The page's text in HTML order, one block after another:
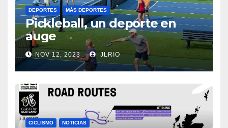
DEPORTES MÁS DEPORTES
Pickleball, un deporte en
auge
NOV 12, 2023 JLRIO
CICLISMO NOTICIAS